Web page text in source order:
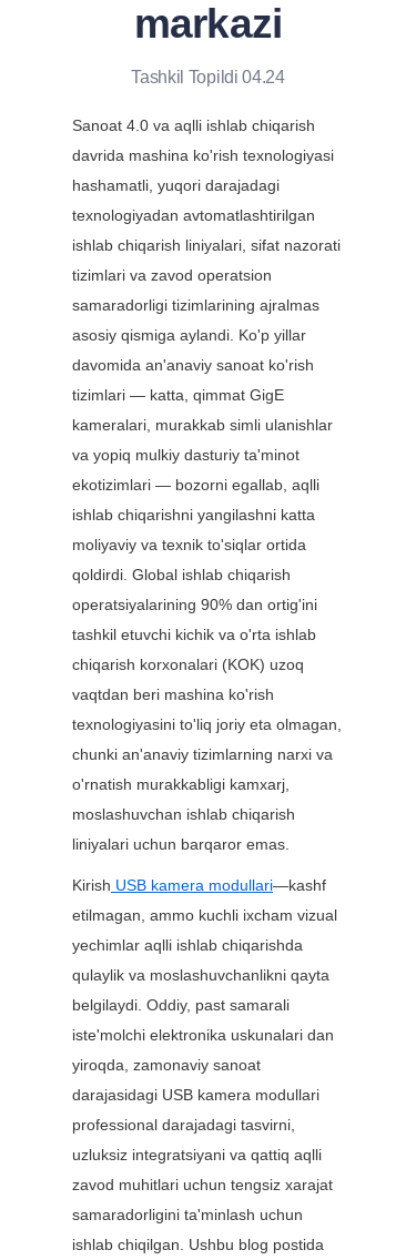
markazi
Tashkil Topildi 04.24
Sanoat 4.0 va aqlli ishlab chiqarish
davrida mashina ko'rish texnologiyasi
hashamatli, yuqori darajadagi
texnologiyadan avtomatlashtirilgan
ishlab chiqarish liniyalari, sifat nazorati
tizimlari va zavod operatsion
samaradorligi tizimlarining ajralmas
asosiy qismiga aylandi. Ko'p yillar
davomida an'anaviy sanoat ko'rish
tizimlari — katta, qimmat GigE
kameralari, murakkab simli ulanishlar
va yopiq mulkiy dasturiy ta'minot
ekotizimlari — bozorni egallab, aqlli
ishlab chiqarishni yangilashni katta
moliyaviy va texnik to'siqlar ortida
qoldirdi. Global ishlab chiqarish
operatsiyalarining 90% dan ortig'ini
tashkil etuvchi kichik va o'rta ishlab
chiqarish korxonalari (KOK) uzoq
vaqtdan beri mashina ko'rish
texnologiyasini to'liq joriy eta olmagan,
chunki an'anaviy tizimlarning narxi va
o'rnatish murakkabligi kamxarj,
moslashuvchan ishlab chiqarish
liniyalari uchun barqaror emas.
Kirish USB kamera modullari—kashf
etilmagan, ammo kuchli ixcham vizual
yechimlar aqlli ishlab chiqarishda
qulaylik va moslashuvchanlikni qayta
belgilaydi. Oddiy, past samarali
iste'molchi elektronika uskunalari dan
yiroqda, zamonaviy sanoat
darajasidagi USB kamera modullari
professional darajadagi tasvirni,
uzluksiz integratsiyani va qattiq aqlli
zavod muhitlari uchun tengsiz xarajat
samaradorligini ta'minlash uchun
ishlab chiqilgan. Ushbu blog postida